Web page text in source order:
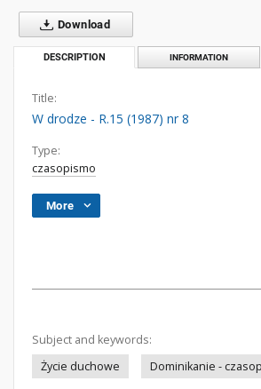
Download
DESCRIPTION INFORMATION
Title:
W drodze - R.15 (1987) nr 8
Type:
czasopismo
More
Subject and keywords:
Życie duchowe
Dominikanie -